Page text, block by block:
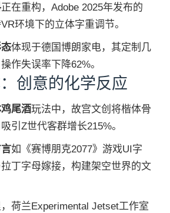
正在重构，Adobe 2025年发布的
环境下的立体字重调节。
体现于德国博朗家电，其定制几
作失误率下降62%。
创意的化学反应
尾酒玩法中，故宫文创将楷体骨
引Z世代客群增长215%。
如《赛博朋克2077》游戏UI字
丁字母嫁接，构建架空世界的文
，荷兰Experimental Jetset工作室